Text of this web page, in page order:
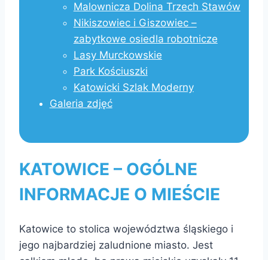
Malownicza Dolina Trzech Stawów
Nikiszowiec i Giszowiec –
zabytkowe osiedla robotnicze
Lasy Murckowskie
Park Kościuszki
Katowicki Szlak Moderny
Galeria zdjęć
KATOWICE – OGÓLNE
INFORMACJE O MIEŚCIE
Katowice to stolica województwa śląskiego i
jego najbardziej zaludnione miasto. Jest